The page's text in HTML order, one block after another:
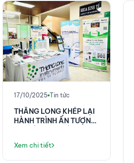
17/10/2025 Tin tức
THĂNG LONG KHÉP LẠI
HÀNH TRÌNH ẤN TƯỢNG
Xem chi tiết